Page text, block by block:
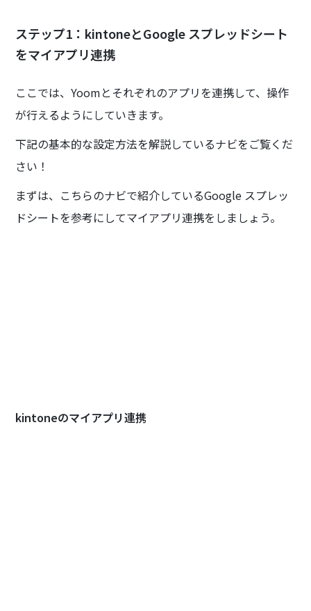
ステップ1：kintoneとGoogle スプレッドシート
をマイアプリ連携
ここでは、Yoomとそれぞれのアプリを連携して、操作
が行えるようにしていきます。
下記の基本的な設定方法を解説しているナビをご覧くだ
さい！
まずは、こちらのナビで紹介しているGoogle スプレッ
ドシートを参考にしてマイアプリ連携をしましょう。
kintoneのマイアプリ連携